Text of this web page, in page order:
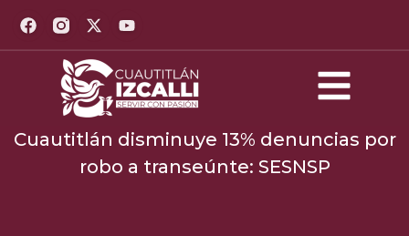
Cuautitlán disminuye 13% denuncias por
robo a transeúnte: SESNSP